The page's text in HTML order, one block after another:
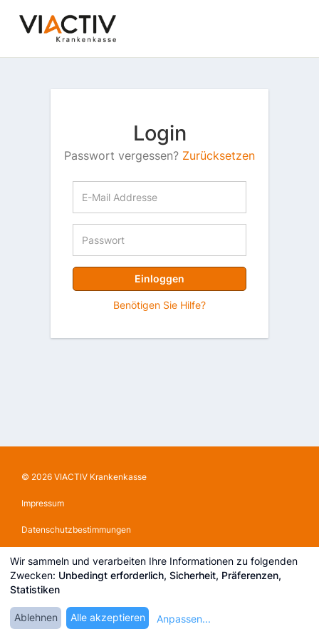
Login
Passwort vergessen? Zurücksetzen
Einloggen
Benötigen Sie Hilfe?
© 2026 VIACTIV Krankenkasse
Impressum
Datenschutzbestimmungen
Test Center
Cookie-Einstellungen bearbeiten
Wir sammeln und verarbeiten Ihre Informationen zu folgenden
Zwecken: Unbedingt erforderlich, Sicherheit, Präferenzen,
Statistiken
Ablehnen Alle akzeptieren Anpassen...